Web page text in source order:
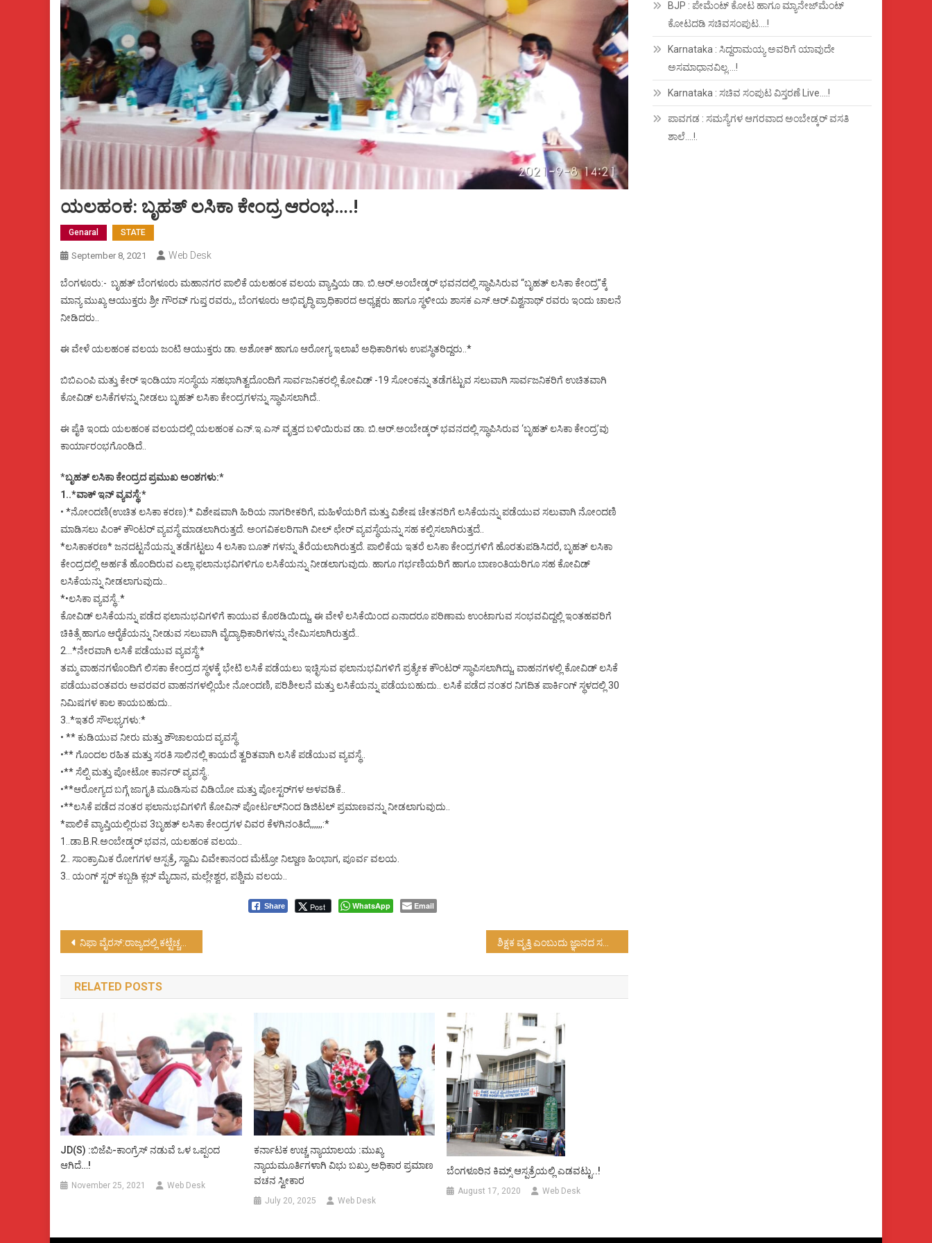
ಯಲಹಂಕ: ಬೃಹತ್ ಲಸಿಕಾ ಕೇಂದ್ರ ಆರಂಭ….!
Genaral STATE
September 8, 2021 Web Desk
ಬೆಂಗಳೂರು:- ಬೃಹತ್ ಬೆಂಗಳೂರು ಮಹಾನಗರ ಪಾಲಿಕೆ ಯಲಹಂಕ ವಲಯ ವ್ಯಾಪ್ತಿಯ ಡಾ. ಬಿ.ಆರ್.ಅಂಬೇಡ್ಕರ್ ಭವನದಲ್ಲಿ ಸ್ಥಾಪಿಸಿರುವ “ಬೃಹತ್ ಲಸಿಕಾ ಕೇಂದ್ರ”ಕ್ಕೆ
ಮಾನ್ಯ ಮುಖ್ಯ ಆಯುಕ್ತರು ಶ್ರೀ ಗೌರವ್ ಗುಪ್ತ ರವರು,, ಬೆಂಗಳೂರು ಅಭಿವೃದ್ಧಿ ಪ್ರಾಧಿಕಾರದ ಅಧ್ಯಕ್ಷರು ಹಾಗೂ ಸ್ಥಳೀಯ ಶಾಸಕ ಎಸ್.ಆರ್.ವಿಶ್ವನಾಥ್ ರವರು ಇಂದು ಚಾಲನೆ
ನೀಡಿದರು..
ಈ ವೇಳೆ ಯಲಹಂಕ ವಲಯ ಜಂಟಿ ಆಯುಕ್ತರು ಡಾ. ಅಶೋಕ್ ಹಾಗೂ ಆರೋಗ್ಯ ಇಲಾಖೆ ಅಧಿಕಾರಿಗಳು ಉಪಸ್ಥಿತರಿದ್ದರು..*
ಬಿಬಿಎಂಪಿ ಮತ್ತು ಕೇರ್ ಇಂಡಿಯಾ ಸಂಸ್ಥೆಯ ಸಹಭಾಗಿತ್ವದೊಂದಿಗೆ ಸಾರ್ವಜನಿಕರಲ್ಲಿ ಕೋವಿಡ್ -19 ಸೋಂಕನ್ನು ತಡೆಗಟ್ಟುವ ಸಲುವಾಗಿ ಸಾರ್ವಜನಿಕರಿಗೆ ಉಚಿತವಾಗಿ
ಕೋವಿಡ್ ಲಸಿಕೆಗಳನ್ನು ನೀಡಲು ಬೃಹತ್ ಲಸಿಕಾ ಕೇಂದ್ರಗಳನ್ನು ಸ್ಥಾಪಿಸಲಾಗಿದೆ..
ಈ ಪೈಕಿ ಇಂದು ಯಲಹಂಕ ವಲಯದಲ್ಲಿ ಯಲಹಂಕ ಎನ್.ಇ.ಎಸ್ ವೃತ್ತದ ಬಳಿಯಿರುವ ಡಾ. ಬಿ.ಆರ್.ಅಂಬೇಡ್ಕರ್ ಭವನದಲ್ಲಿ ಸ್ಥಾಪಿಸಿರುವ ‘ಬೃಹತ್ ಲಸಿಕಾ ಕೇಂದ್ರ’ವು
ಕಾರ್ಯಾರಂಭಗೊಂಡಿದೆ..
*ಬೃಹತ್ ಲಸಿಕಾ ಕೇಂದ್ರದ ಪ್ರಮುಖ ಅಂಶಗಳು:*
1..*ವಾಕ್ ಇನ್ ವ್ಯವಸ್ಥೆ:*
• *ನೋಂದಣಿ(ಉಚಿತ ಲಸಿಕಾ ಕರಣ):* ವಿಶೇಷವಾಗಿ ಹಿರಿಯ ನಾಗರೀಕರಿಗೆ, ಮಹಿಳೆಯರಿಗೆ ಮತ್ತು ವಿಶೇಷ ಚೇತನರಿಗೆ ಲಸಿಕೆಯನ್ನು ಪಡೆಯುವ ಸಲುವಾಗಿ ನೋಂದಣಿ
ಮಾಡಿಸಲು ಪಿಂಕ್ ಕೌಂಟರ್ ವ್ಯವಸ್ಥೆ ಮಾಡಲಾಗಿರುತ್ತದೆ.‌ ಅಂಗವಿಕಲರಿಗಾಗಿ ವೀಲ್ ಛೇರ್ ವ್ಯವಸ್ಥೆಯನ್ನು ಸಹ ಕಲ್ಪಿಸಲಾಗಿರುತ್ತದೆ..
*ಲಸಿಕಾಕರಣ* ಜನದಟ್ಟನೆಯನ್ನು ತಡೆಗಟ್ಟಲು 4 ಲಸಿಕಾ ಬೂತ್ ಗಳನ್ನು ತೆರೆಯಲಾಗಿರುತ್ತದೆ. ಪಾಲಿಕೆಯ ಇತರೆ ಲಸಿಕಾ ಕೇಂದ್ರಗಳಿಗೆ ಹೊರತುಪಡಿಸಿದರೆ, ಬೃಹತ್ ಲಸಿಕಾ
ಕೇಂದ್ರದಲ್ಲಿ ಅರ್ಹತೆ ಹೊಂದಿರುವ ಎಲ್ಲಾ ಫಲಾನುಭವಿಗಳಿಗೂ ಲಸಿಕೆಯನ್ನು ನೀಡಲಾಗುವುದು. ಹಾಗೂ ಗರ್ಭಣಿಯರಿಗೆ ಹಾಗೂ ಬಾಣಂತಿಯರಿಗೂ ಸಹ ಕೋವಿಡ್
ಲಸಿಕೆಯನ್ನು ನೀಡಲಾಗುವುದು..
*•ಲಸಿಕಾ ವ್ಯವಸ್ಥೆ..*
ಕೋವಿಡ್ ಲಸಿಕೆಯನ್ನು ಪಡೆದ ಫಲಾನುಭವಿಗಳಿಗೆ ಕಾಯುವ ಕೊಠಡಿಯಿದ್ದು, ಈ ವೇಳೆ ಲಸಿಕೆಯಿಂದ ಏನಾದರೂ ಪರಿಣಾಮ ಉಂಟಾಗುವ ಸಂಭವವಿದ್ದಲ್ಲಿ ಇಂತಹವರಿಗೆ
ಚಿಕಿತ್ಸೆ ಹಾಗೂ ಆರೈಕೆಯನ್ನು ನೀಡುವ ಸಲುವಾಗಿ ವೈದ್ಯಾಧಿಕಾರಿಗಳನ್ನು ನೇಮಿಸಲಾಗಿರುತ್ತದೆ..
2‌…*ನೇರವಾಗಿ ಲಸಿಕೆ ಪಡೆಯುವ ವ್ಯವಸ್ಥೆ:*
ತಮ್ಮ ವಾಹನಗಳೊಂದಿಗೆ ಲಿಸಕಾ ಕೇಂದ್ರದ ಸ್ಥಳಕ್ಕೆ ಭೇಟಿ ಲಸಿಕೆ ಪಡೆಯಲು ಇಚ್ಛಿಸುವ ಫಲಾನುಭವಿಗಳಿಗೆ ಪ್ರತ್ಯೇಕ ಕೌಂಟರ್ ಸ್ಥಾಪಿಸಲಾಗಿದ್ದು, ವಾಹನಗಳಲ್ಲಿ ಕೋವಿಡ್ ಲಸಿಕೆ
ಪಡೆಯುವಂತವರು ಅವರವರ ವಾಹನಗಳಲ್ಲಿಯೇ ನೋಂದಣಿ, ಪರಿಶೀಲನೆ ಮತ್ತು ಲಸಿಕೆಯನ್ನು ಪಡೆಯಬಹುದು.. ಲಸಿಕೆ ಪಡೆದ ನಂತರ ನಿಗದಿತ ಪಾರ್ಕಿಂಗ್ ಸ್ಥಳದಲ್ಲಿ 30
ನಿಮಿಷಗಳ ಕಾಲ ಕಾಯಬಹುದು..
3..*ಇತರೆ ಸೌಲಭ್ಯಗಳು:*
• ** ಕುಡಿಯುವ ನೀರು ಮತ್ತು ಶೌಚಾಲಯದ ವ್ಯವಸ್ಥೆ.
•** ಗೊಂದಲ ರಹಿತ ಮತ್ತು ಸರತಿ ಸಾಲಿನಲ್ಲಿ ಕಾಯದೆ ತ್ವರಿತವಾಗಿ ಲಸಿಕೆ ಪಡೆಯುವ ವ್ಯವಸ್ಥೆ..
•** ಸೆಲ್ಪಿ ಮತ್ತು ಪೋಟೋ ಕಾರ್ನರ್ ವ್ಯವಸ್ಥೆ..
•**ಆರೋಗ್ಯದ ಬಗ್ಗೆ ಜಾಗೃತಿ ಮೂಡಿಸುವ ವಿಡಿಯೋ ಮತ್ತು ಪೋಸ್ಟರ್‌ಗಳ ಅಳವಡಿಕೆ..
•**ಲಸಿಕೆ ಪಡೆದ ನಂತರ ಫಲಾನುಭವಿಗಳಿಗೆ ಕೋವಿನ್ ಪೋರ್ಟಲ್‌ನಿಂದ ಡಿಜಿಟಲ್ ಪ್ರಮಾಣವನ್ನು ನೀಡಲಾಗುವುದು..
*ಪಾಲಿಕೆ ವ್ಯಾಪ್ತಿಯಲ್ಲಿರುವ 3ಬೃಹತ್ ಲಸಿಕಾ ಕೇಂದ್ರಗಳ ವಿವರ ಕೆಳಗಿನಂತಿದೆ,,,,,,:*
1..ಡಾ.B.R.ಅಂಬೇಡ್ಕರ್ ಭವನ, ಯಲಹಂಕ ವಲಯ..
2.. ಸಾಂಕ್ರಾಮಿಕ ರೋಗಗಳ ಆಸ್ಪತ್ರೆ, ಸ್ವಾಮಿ ವಿವೇಕಾನಂದ ಮೆಟ್ರೋ ನಿಲ್ದಾಣ ಹಿಂಭಾಗ, ಪೂರ್ವ ವಲಯ.
3.. ಯಂಗ್ ಸ್ಟರ್‌ ಕಬ್ಬಡಿ ಕ್ಲಬ್ ಮೈದಾನ, ಮಲ್ಲೇಶ್ವರ, ಪಶ್ಚಿಮ ವಲಯ..
Share Post WhatsApp Email
Post
navigation
ನಿಫಾ ವೈರಸ್:ರಾಜ್ಯದಲ್ಲಿ ಕಟ್ಟೆಚ್ಚರ ವಹಿಸಲು ಸೂಚನೆ…!
RELATED POSTS
JD(S) :ಬಿಜೆಪಿ-ಕಾಂಗ್ರೆಸ್‌ ನಡುವೆ ಒಳ ಒಪ್ಪಂದ
ಆಗಿದೆ…!
November 25, 2021 Web Desk
ಕರ್ನಾಟಕ ಉಚ್ಚ ನ್ಯಾಯಾಲಯ :ಮುಖ್ಯ
ನ್ಯಾಯಮೂರ್ತಿಗಳಾಗಿ ವಿಭು ಬಖ್ರು ಅಧಿಕಾರ ಪ್ರಮಾಣ
ವಚನ ಸ್ವೀಕಾರ
July 20, 2025 Web Desk
ಬೆಂಗಳೂರಿನ ಕಿಮ್ಸ್ ಆಸ್ಪತ್ರೆಯಲ್ಲಿ ಎಡವಟ್ಟು..!
August 17, 2020 Web Desk
BJP : ಪೇಮೆಂಟ್ ಕೋಟ ಹಾಗೂ ಮ್ಯಾನೇಜ್‍ಮೆಂಟ್
ಕೋಟದಡಿ ಸಚಿವಸಂಪುಟ….!
Karnataka : ಸಿದ್ದರಾಮಯ್ಯ ಅವರಿಗೆ ಯಾವುದೇ
ಅಸಮಾಧಾನವಿಲ್ಲ….!
Karnataka : ಸಚಿವ ಸಂಪುಟ ವಿಸ್ತರಣೆ Live….!
ಪಾವಗಡ : ಸಮಸ್ಯೆಗಳ ಆಗರವಾದ ಅಂಬೇಡ್ಕರ್ ವಸತಿ
ಶಾಲೆ….!.